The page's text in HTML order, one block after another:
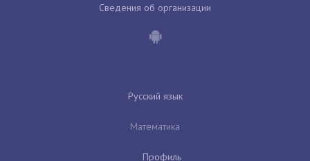
Сведения об организации
Русский язык
Математика
Профиль